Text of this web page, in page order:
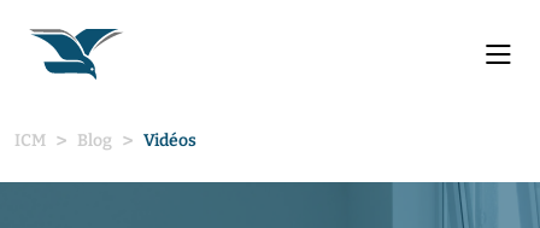
ICM Blog Vidéos